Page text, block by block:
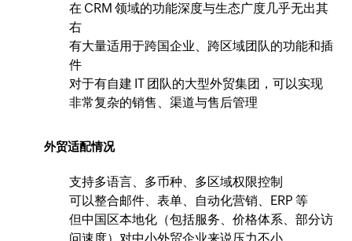
在 CRM 领域的功能深度与生态广度几乎无出其
右
有大量适用于跨国企业、跨区域团队的功能和插
件
对于有自建 IT 团队的大型外贸集团，可以实现
非常复杂的销售、渠道与售后管理
外贸适配情况
支持多语言、多币种、多区域权限控制
可以整合邮件、表单、自动化营销、ERP 等
但中国区本地化（包括服务、价格体系、部分访